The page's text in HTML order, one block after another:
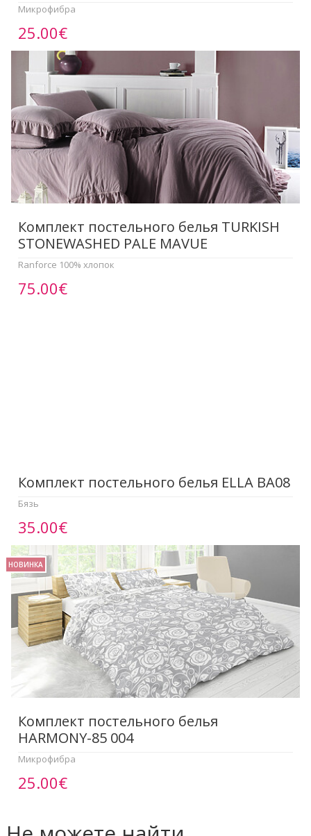
Микрофибра
25.00€
Комплект постельного белья TURKISH
STONEWASHED PALE MAVUE
Ranforce 100% хлопок
75.00€
Комплект постельного белья ELLA BA08
Бязь
35.00€
НОВИНКА
Комплект постельного белья
HARMONY-85 004
Микрофибра
25.00€